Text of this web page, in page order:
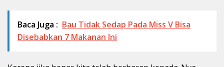
Baca Juga : Bau Tidak Sedap Pada Miss V Bisa
Disebabkan 7 Makanan Ini